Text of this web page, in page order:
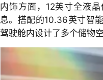
内饰方面，12英寸全液
息。搭配的10.36英寸智
驾驶舱内设计了多个储物